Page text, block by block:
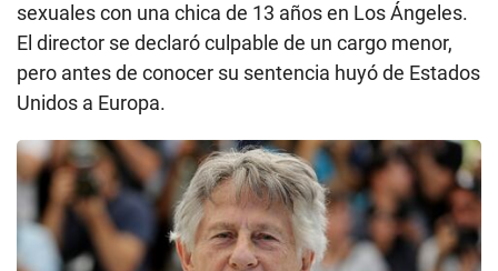
sexuales con una chica de 13 años en Los Ángeles.
El director se declaró culpable de un cargo menor,
pero antes de conocer su sentencia huyó de Estados
Unidos a Europa.